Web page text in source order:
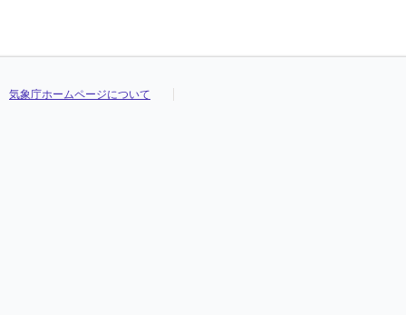
気象庁ホームページについて